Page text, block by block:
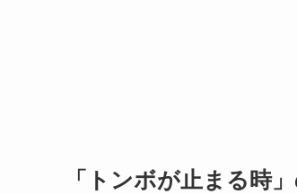
「トンボが止まる時